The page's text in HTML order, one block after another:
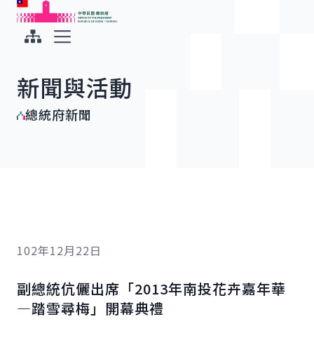
跳到主要內容
中華民國總統府
新聞與活動
總統府新聞
102年12月22日
副總統伉儷出席「2013年南投花卉嘉年華
—踏雪尋梅」開幕典禮